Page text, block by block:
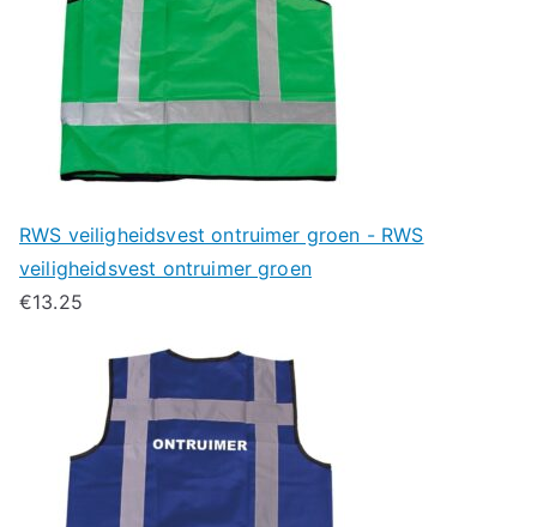
RWS veiligheidsvest ontruimer groen - RWS
veiligheidsvest ontruimer groen
€13.25